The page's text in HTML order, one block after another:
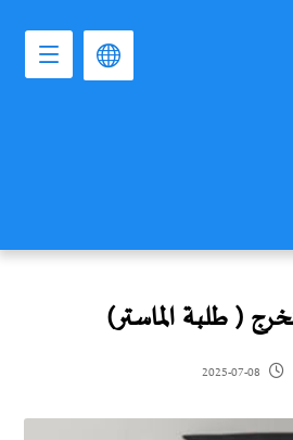
( طلبة الماستر)
2025-07-08